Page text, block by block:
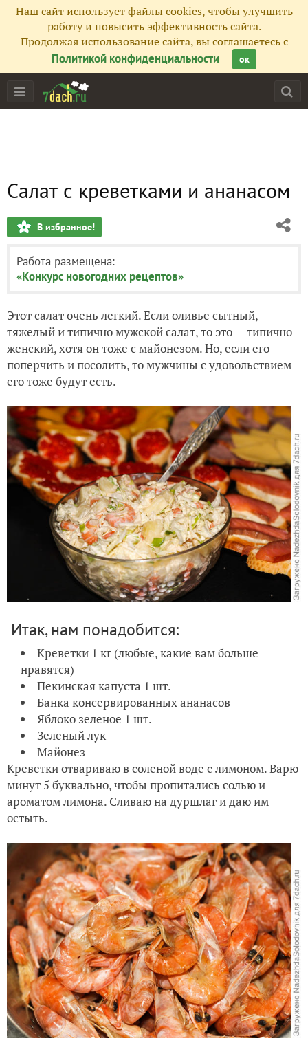
Наш сайт использует файлы cookies, чтобы улучшить
работу и повысить эффективность сайта.
Продолжая использование сайта, вы соглашаетесь с
Политикой конфиденциальности
ок
Салат с креветками и ананасом
В избранное!
Работа размещена:
«Конкурс новогодних рецептов»
Этот салат очень легкий. Если оливье сытный,
тяжелый и типично мужской салат, то это — типично
женский, хотя он тоже с майонезом. Но, если его
поперчить и посолить, то мужчины с удовольствием
его тоже будут есть.
Итак, нам понадобится:
Креветки 1 кг (любые, какие вам больше
нравятся)
Пекинская капуста 1 шт.
Банка консервированных ананасов
Яблоко зеленое 1 шт.
Зеленый лук
Майонез
Креветки отвариваю в соленой воде с лимоном. Варю
минут 5 буквально, чтобы пропитались солью и
ароматом лимона. Сливаю на дуршлаг и даю им
остыть.